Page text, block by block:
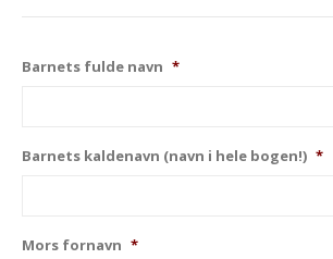
Barnets fulde navn *
Barnets kaldenavn (navn i hele bogen!) *
Mors fornavn *